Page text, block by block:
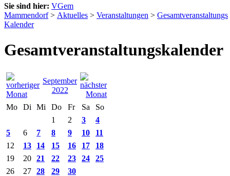
Sie sind hier: VGem
Mammendorf> Aktuelles > Veranstaltungen > Gesamtveranstaltungs
Kalender
Gesamtveranstaltungskalender
September
2022
Mo
Di Mi Do Fr Sa
So
1
2 3
4
5
6 7 8 9 10
11
12
13 14 15 16 17
18
19
20 21 22 23 24
25
26
27 28 29
30